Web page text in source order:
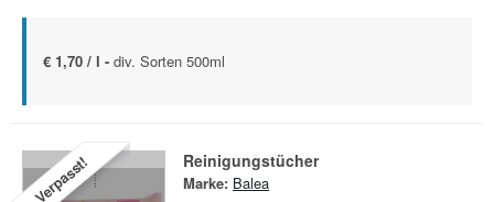
€ 1,70 / l - div. Sorten 500ml
Verpasst! Reinigungstücher
Marke: Balea